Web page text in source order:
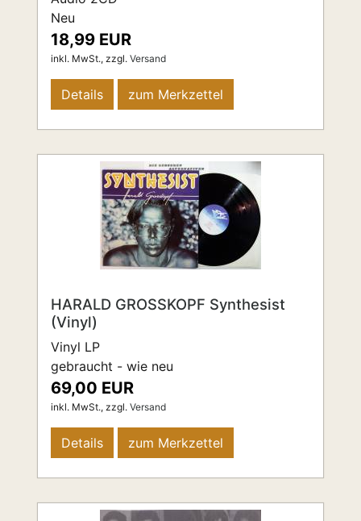
Neu
18,99 EUR
inkl. MwSt., zzgl. Versand
Details zum Merkzettel
HARALD GROSSKOPF Synthesist
(Vinyl)
Vinyl LP
gebraucht - wie neu
69,00 EUR
inkl. MwSt., zzgl. Versand
Details zum Merkzettel